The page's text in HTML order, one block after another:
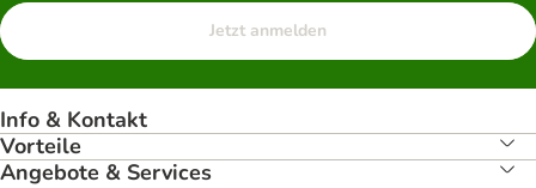
Jetzt anmelden
Info & Kontakt
Vorteile
Angebote & Services